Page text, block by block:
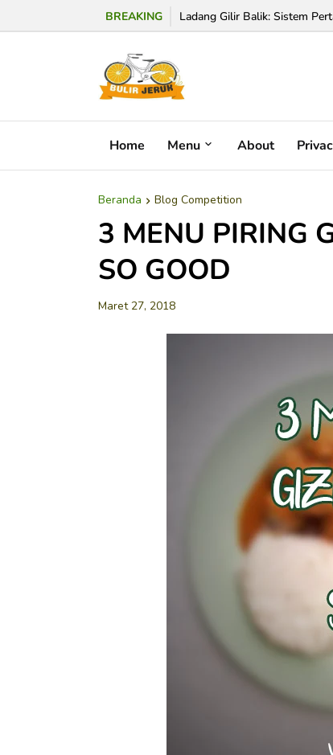
BREAKING Ladang Gilir Balik: Sistem
Home Menu About
Beranda Blog Competition
3 MENU PIRING
SO GOOD
Maret 27, 2018